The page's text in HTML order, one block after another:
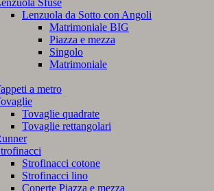
Sfuse
Lenzuola da Sotto con Angoli
Matrimoniale BIG
Piazza e mezza
Singolo
Matrimoniale
a metro
Tovaglie quadrate
Tovaglie rettangolari
Strofinacci cotone
Strofinacci lino
Coperte Piazza e mezza